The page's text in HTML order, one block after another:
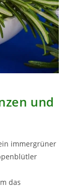
und
immergrüner
das